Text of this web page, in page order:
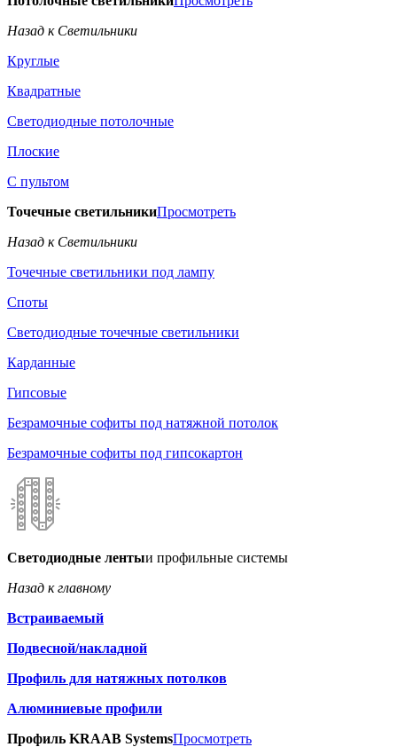
Назад к Светильники
Круглые
Квадратные
Светодиодные потолочные
Плоские
С пультом
Точечные светильникиПросмотреть
Назад к Светильники
Точечные светильники под лампу
Споты
Светодиодные точечные светильники
Карданные
Гипсовые
Безрамочные софиты под натяжной потолок
Безрамочные софиты под гипсокартон
Светодиодные лентыи профильные системы
Назад к главному
Встраиваемый
Подвесной/накладной
Профиль для натяжных потолков
Алюминиевые профили
Профиль KRAAB SystemsПросмотреть